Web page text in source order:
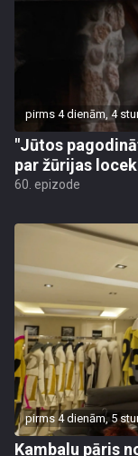
pirms 4 dienām, 4
"Jūtos
par žūrijas
60. epizode
pirms 4 dienām, 5
Kambalu pāris